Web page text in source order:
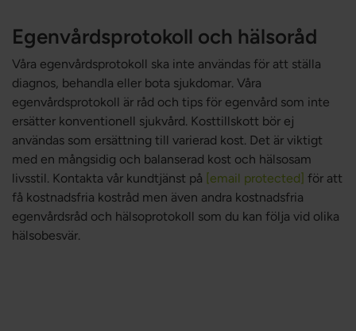
Egenvårdsprotokoll och hälsoråd
Våra egenvårdsprotokoll ska inte användas för att ställa
diagnos, behandla eller bota sjukdomar. Våra
egenvårdsprotokoll är råd och tips för egenvård som inte
ersätter konventionell sjukvård. Kosttillskott bör ej
användas som ersättning till varierad kost. Det är viktigt
med en mångsidig och balanserad kost och hälsosam
livsstil. Kontakta vår kundtjänst på [email protected] för att
få kostnadsfria kostråd men även andra kostnadsfria
egenvårdsråd och hälsoprotokoll som du kan följa vid olika
hälsobesvär.